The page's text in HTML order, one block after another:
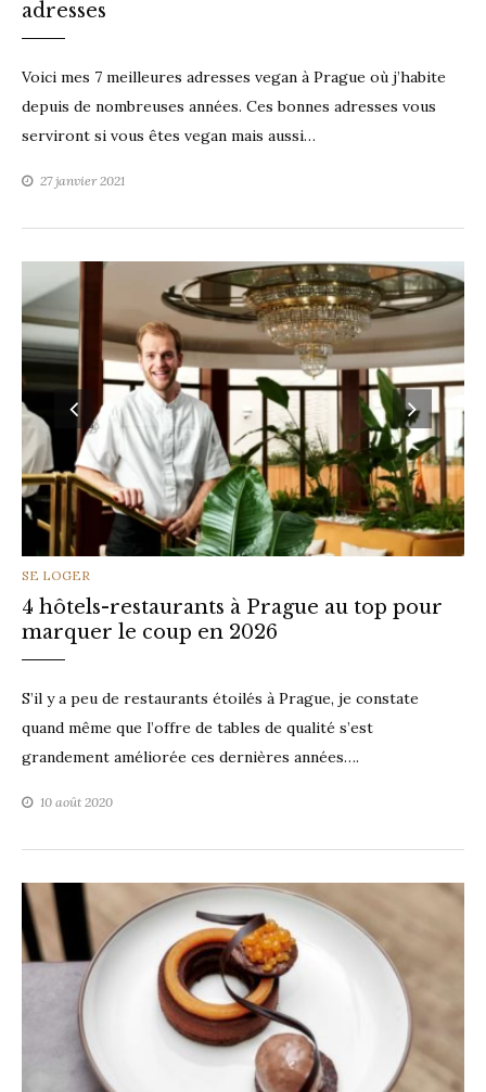
adresses
Voici mes 7 meilleures adresses vegan à Prague où j’habite
depuis de nombreuses années. Ces bonnes adresses vous
serviront si vous êtes vegan mais aussi…
27 janvier 2021
CATEGORIES
SE LOGER
4 hôtels-restaurants à Prague au top pour
marquer le coup en 2026
S’il y a peu de restaurants étoilés à Prague, je constate
quand même que l’offre de tables de qualité s’est
grandement améliorée ces dernières années….
10 août 2020